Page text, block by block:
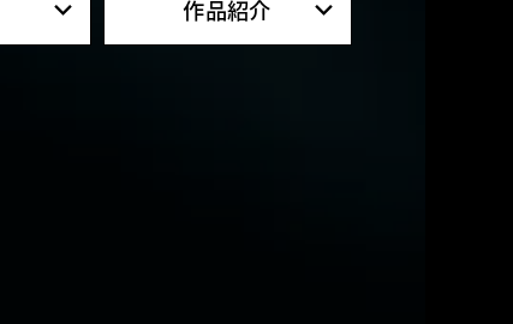
作品紹介